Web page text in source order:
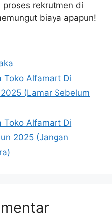
proses rekrutmen di
biaya apapun!
Toko Alfamart Di
(Lamar Sebelum
Toko Alfamart Di
2025 (Jangan